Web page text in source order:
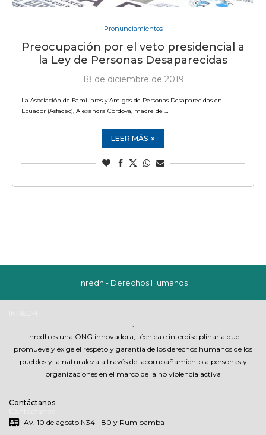
Pronunciamientos
Preocupación por el veto presidencial a
la Ley de Personas Desaparecidas
18 de diciembre de 2019
La Asociación de Familiares y Amigos de Personas Desaparecidas en
Ecuador (Asfadec), Alexandra Córdova, madre de …
LEER MÁS
Inredh - Derechos Humanos
Inredh es una ONG innovadora, técnica e interdisciplinaria que
promueve y exige el respeto y garantia de los derechos humanos de los
pueblos y la naturaleza a través del acompañamiento a personas y
organizaciones en el marco de la no violencia activa
Contáctanos
Av. 10 de agosto N34 - 80 y Rumipamba